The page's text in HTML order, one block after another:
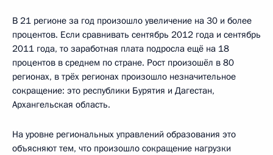
В 21 регионе за год произошло увеличение на 30 и более
процентов. Если сравнивать сентябрь 2012 года и сентябрь
2011 года, то заработная плата подросла ещё на 18
процентов в среднем по стране. Рост произошёл в 80
регионах, в трёх регионах произошло незначительное
сокращение: это республики Бурятия и Дагестан,
Архангельская область.
На уровне региональных управлений образования это
объясняют тем, что произошло сокращение нагрузки